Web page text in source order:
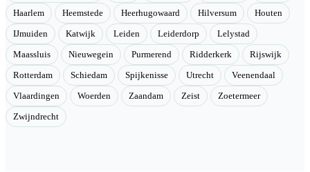
Haarlem Heemstede Heerhugowaard Hilversum Houten
IJmuiden Katwijk Leiden Leiderdorp Lelystad
Maassluis Nieuwegein Purmerend Ridderkerk Rijswijk
Rotterdam Schiedam Spijkenisse Utrecht Veenendaal
Vlaardingen Woerden Zaandam Zeist Zoetermeer
Zwijndrecht